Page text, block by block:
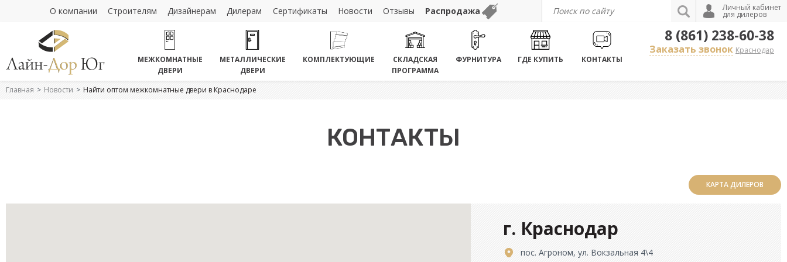
О компании Строителям Дизайнерам Дилерам Сертификаты Новости Отзывы Распродажа Личный кабинет
для дилеров
8 (861) 238-60-38
Заказать звонок Краснодар
МЕЖКОМНАТНЫЕ
ДВЕРИ
МЕТАЛЛИЧЕСКИЕ
ДВЕРИ
КОМПЛЕКТУЮЩИЕ
СКЛАДСКАЯ
ПРОГРАММА
ФУРНИТУРА ГДЕ КУПИТЬ КОНТАКТЫ
Главная Новости Найти оптом межкомнатные двери в Краснодаре
КОНТАКТЫ
КАРТА ДИЛЕРОВ
г. Краснодар
пос. Агроном, ул. Вокзальная 4\4